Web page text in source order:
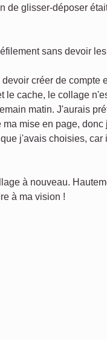
de glisser-déposer
sans devoir
créer de
le cache, le collage
matin. J'aurais
mise en page,
j'avais choisies,
à nouveau.
à ma vision !